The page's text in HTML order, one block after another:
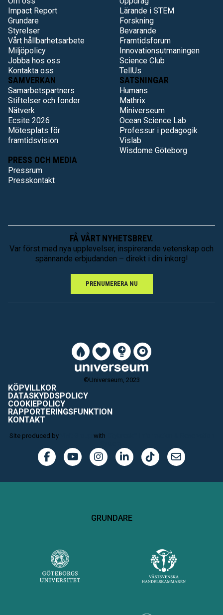
Impact Report
Grundare
Styrelser
Vårt hållbarhetsarbete
Miljöpolicy
Jobba hos oss
Kontakta oss
Lärande i STEM
Forskning
Bevarande
Framtidsforum
Innovationsutmaningen
Science Club
TellUs
SAMVERKAN
Samarbetspartners
Stiftelser och fonder
Nätverk
Ecsite 2026
Mötesplats för
framtidsvision
SATSNINGAR
Humans
Mathrix
Miniverseum
Ocean Science Lab
Professur i pedagogik
Vislab
Wisdome Göteborg
PRESS OCH MEDIA
Pressrum
Presskontakt
FÅ VÅRT NYHETSBREV.
Var först med nya upplevelser, inspirerande vetenskap och
spännande erbjudanden – direkt i din inkorg!
PRENUMERERA NU
©Universeum, 2023
KÖPVILLKOR
DATASKYDDSPOLICY
COOKIEPOLICY
RAPPORTERINGSFUNKTION
KONTAKT
Site produced by with
GRUNDARE